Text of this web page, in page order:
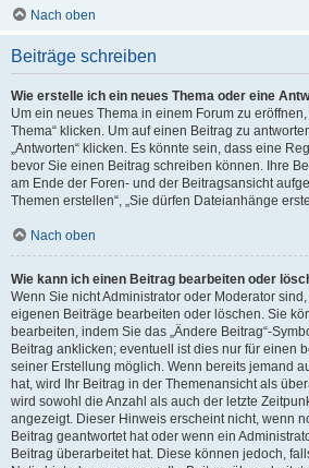
Nach oben
Beiträge schreiben
Wie erstelle ich ein neues Thema oder eine
Um ein neues Thema in einem Forum zu
Thema“ klicken. Um auf einen Beitrag zu
„Antworten“ klicken. Es könnte sein, dass eine
bevor Sie einen Beitrag schreiben können. Ihre
am Ende der Foren- und der Beitragsansicht
Themen erstellen“, „Sie dürfen Dateianhänge
Nach oben
Wie kann ich einen Beitrag bearbeiten oder
Wenn Sie nicht Administrator oder Moderator
eigenen Beiträge bearbeiten oder löschen. Sie
bearbeiten, indem Sie das „Ändere Beitrag“-
Beitrag anklicken; eventuell ist dies nur für einen
seiner Erstellung möglich. Wenn bereits jemand
hat, wird Ihr Beitrag in der Themenansicht als
wird sowohl die Anzahl als auch der letzte
angezeigt. Dieser Hinweis erscheint nicht, wenn
Beitrag geantwortet hat oder wenn ein
Beitrag überarbeitet hat. Diese können jedoch,